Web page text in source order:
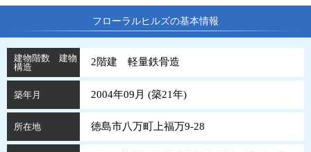
フローラルヒルズの基本情報
建物階数 建物
構造
2階建 軽量鉄骨造
築年月 2004年09月 (築21年)
所在地 徳島市八万町上福万9-28